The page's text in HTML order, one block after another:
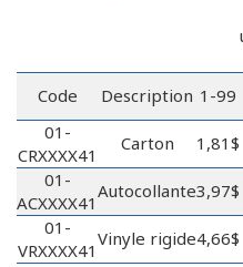
Code Description 1-99
01-
CRXXXX41
Carton 1,81$
01-
ACXXXX41
Autocollante3,97$
01-
VRXXXX41
Vinyle rigide4,66$